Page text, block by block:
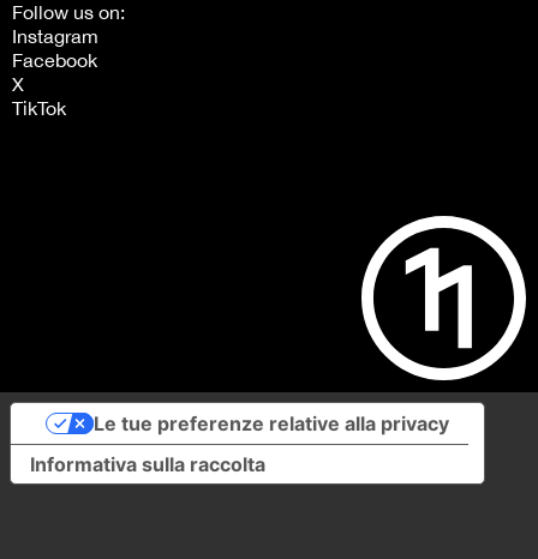
Follow us on:
Instagram
Facebook
X
TikTok
Informativa sulla raccolta
Le tue preferenze relative alla privacy